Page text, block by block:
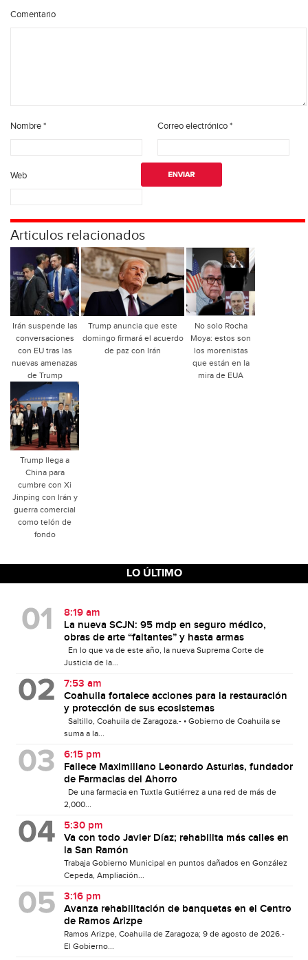
Comentario
Nombre* Correo electrónico*
Web
Articulos relacionados
Irán suspende las
conversaciones
con EU tras las
nuevas amenazas
de Trump
Trump anuncia que este
domingo firmará el acuerdo
de paz con Irán
No solo Rocha
Moya: estos son
los morenistas
que están en la
mira de EUA
Trump llega a
China para
cumbre con Xi
Jinping con Irán y
guerra comercial
como telón de
fondo
LO ÚLTIMO
8:19 am
La nueva SCJN: 95 mdp en seguro médico,
obras de arte “faltantes” y hasta armas
En lo que va de este año, la nueva Suprema Corte de
Justicia de la...
7:53 am
Coahuila fortalece acciones para la restauración
y protección de sus ecosistemas
Saltillo, Coahuila de Zaragoza.- • Gobierno de Coahuila se
suma a la...
6:15 pm
Fallece Maximiliano Leonardo Asturias, fundador
de Farmacias del Ahorro
De una farmacia en Tuxtla Gutiérrez a una red de más de
2,000...
5:30 pm
Va con todo Javier Díaz; rehabilita más calles en
la San Ramón
Trabaja Gobierno Municipal en puntos dañados en González
Cepeda, Ampliación...
3:16 pm
Avanza rehabilitación de banquetas en el Centro
de Ramos Arizpe
Ramos Arizpe, Coahuila de Zaragoza; 9 de agosto de 2026.-
El Gobierno...